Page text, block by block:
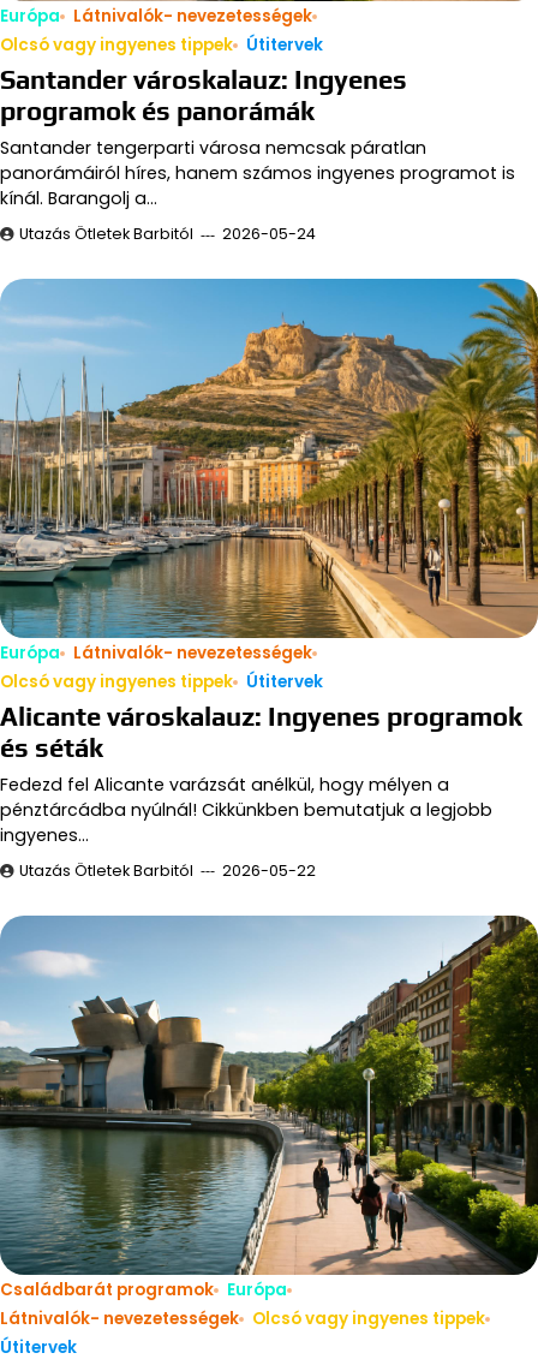
Európa
Látnivalók- nevezetességek
Olcsó vagy ingyenes tippek
Útitervek
Santander városkalauz: Ingyenes
programok és panorámák
Santander tengerparti városa nemcsak páratlan
panorámáiról híres, hanem számos ingyenes programot is
kínál. Barangolj a…
Utazás Ötletek Barbitól 2026-05-24
Európa
Látnivalók- nevezetességek
Olcsó vagy ingyenes tippek
Útitervek
Alicante városkalauz: Ingyenes programok
és séták
Fedezd fel Alicante varázsát anélkül, hogy mélyen a
pénztárcádba nyúlnál! Cikkünkben bemutatjuk a legjobb
ingyenes…
Utazás Ötletek Barbitól 2026-05-22
Családbarát programok
Európa
Látnivalók- nevezetességek
Olcsó vagy ingyenes tippek
Útitervek